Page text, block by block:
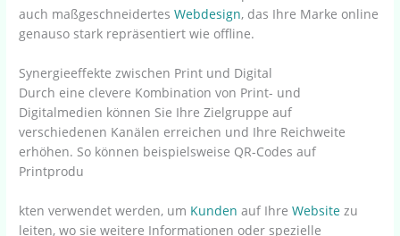
auch maßgeschneidertesWebdesign, das Ihre Marke online
genauso stark repräsentiert wie offline.
Synergieeffekte zwischen Print und Digital
Durch eine clevere Kombination von Print- und
Digitalmedien können Sie Ihre Zielgruppe auf
verschiedenen Kanälen erreichen und Ihre Reichweite
erhöhen. So können beispielsweise QR-Codes auf
Printprodu
kten verwendet werden, um Kunden auf IhreWebsite zu
leiten, wo sie weitere Informationen oder spezielle